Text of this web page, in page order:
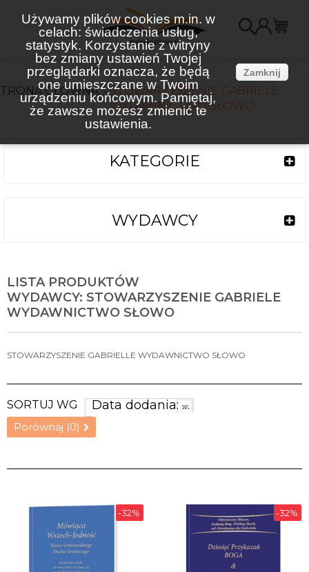
Używamy plików cookies m.in. w
celach: świadczenia usług,
statystyk. Korzystanie z witryny
bez zmiany ustawień Twojej
przeglądarki oznacza, że będą
one umieszczane w Twoim
urządzeniu końcowym. Pamiętaj,
że zawsze możesz zmienić te
ustawienia.
Zamknij
GŁÓWNA
STOWARZYSZENIE GABRIELE
WYDAWNICTWO SŁOWO
KATEGORIE
WYDAWCY
LISTA PRODUKTÓW
WYDAWCY: STOWARZYSZENIE GABRIELE
WYDAWNICTWO SŁOWO
STOWARZYSZENIE GABRIELLE WYDAWNICTWO SŁOWO
SORTUJ WG Data dodania: najnowsze
Porównaj (0)
-32% -32%